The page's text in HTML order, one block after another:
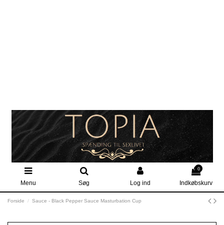
Menu Søg Log ind
0
Indkøbskurv
Forside Sauce - Black Pepper Sauce Masturbation Cup